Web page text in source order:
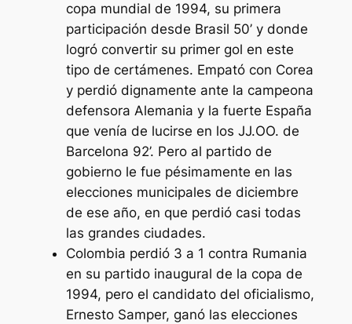
copa mundial de 1994, su primera
participación desde Brasil 50’ y donde
logró convertir su primer gol en este
tipo de certámenes. Empató con Corea
y perdió dignamente ante la campeona
defensora Alemania y la fuerte España
que venía de lucirse en los JJ.OO. de
Barcelona 92’. Pero al partido de
gobierno le fue pésimamente en las
elecciones municipales de diciembre
de ese año, en que perdió casi todas
las grandes ciudades.
Colombia perdió 3 a 1 contra Rumania
en su partido inaugural de la copa de
1994, pero el candidato del oficialismo,
Ernesto Samper, ganó las elecciones